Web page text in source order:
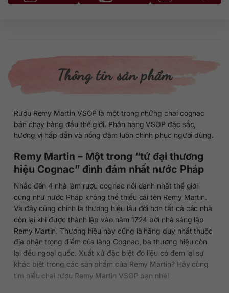
Thông tin sản phẩm
Rượu Remy Martin VSOP là một trong những chai cognac
bán chạy hàng đầu thế giới. Phân hạng VSOP đặc sắc,
hương vị hấp dẫn và nồng đậm luôn chinh phục người dùng.
Remy Martin – Một trong “tứ đại thương
hiệu Cognac” đình đám nhất nước Pháp
Nhắc đến 4 nhà làm rượu cognac nổi danh nhất thế giới
cũng như nước Pháp không thể thiếu cái tên Remy Martin.
Và đây cũng chính là thương hiệu lâu đời hơn tất cả các nhà
còn lại khi được thành lập vào năm 1724 bởi nhà sáng lập
Remy Martin. Thương hiệu này cũng là hãng duy nhất thuộc
địa phận trọng điểm của làng Cognac, ba thương hiệu còn
lại đều ngoại quốc. Xuất xứ đặc biệt đó liệu có đem lại sự
khác biệt trong các sản phẩm của Remy Martin? Hãy cùng
tìm hiểu chai rượu Remy Martin VSOP bạn nhé!